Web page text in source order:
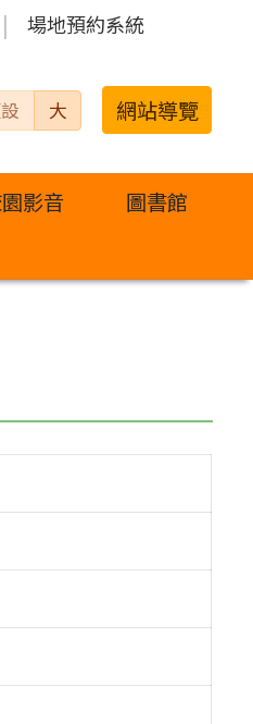
場地預約系統
大 網站導覽
影音
圖書館